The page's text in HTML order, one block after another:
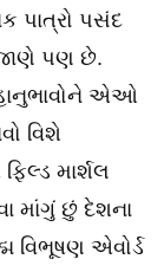
પાત્રો પસંદ
પણ છે.
એઓ
વિશે
માર્શલ
માંગું છું દેશના
એવોર્ડ